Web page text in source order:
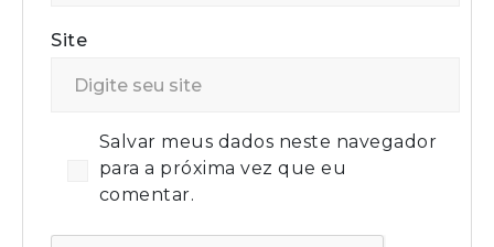
Site
Salvar meus dados neste navegador
para a próxima vez que eu
comentar.